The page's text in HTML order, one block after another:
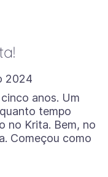
2024
anos. Um
tempo
no Krita. Bem, no
Começou como